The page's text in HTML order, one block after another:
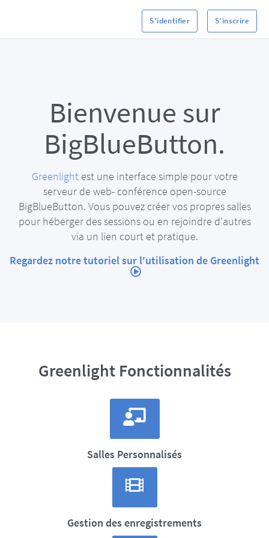
S'identifier S’inscrire
Bienvenue sur
BigBlueButton.
Greenlightest une interface simple pour votre
serveur de web- conférence open-source
BigBlueButton. Vous pouvez créer vos propres salles
pour héberger des sessions ou en rejoindre d'autres
via un lien court et pratique.
Regardez notre tutoriel sur l'utilisation de Greenlight
Greenlight Fonctionnalités
Salles Personnalisés
Gestion des enregistrements